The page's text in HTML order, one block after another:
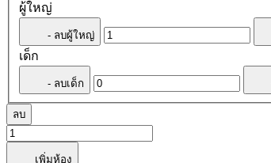
ผู้ใหญ่
- ลบผู้ใหญ่
เด็ก
- ลบเด็ก
ลบ
เพิ่มห้อง